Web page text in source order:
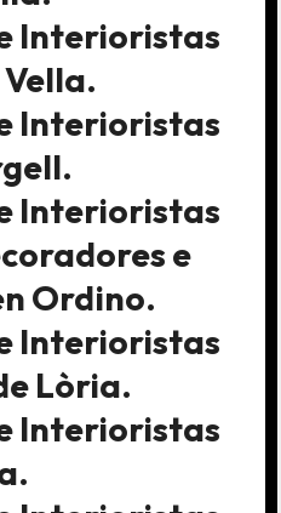
Interioristas
Interioristas
Interioristas
e
Ordino.
Interioristas
Lòria.
Interioristas